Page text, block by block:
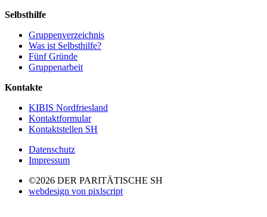
Selbsthilfe
Gruppenverzeichnis
Was ist Selbsthilfe?
Fünf Gründe
Gruppenarbeit
Kontakte
KIBIS Nordfriesland
Kontaktformular
Kontaktstellen SH
Datenschutz
Impressum
©2026 DER PARITÄTISCHE SH
webdesign von pixlscript